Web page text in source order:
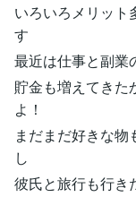
いろいろメリット
す
最近は仕事と副業
貯金も増えてきた
よ！
まだまだ好きな
し
彼氏と旅行も行き